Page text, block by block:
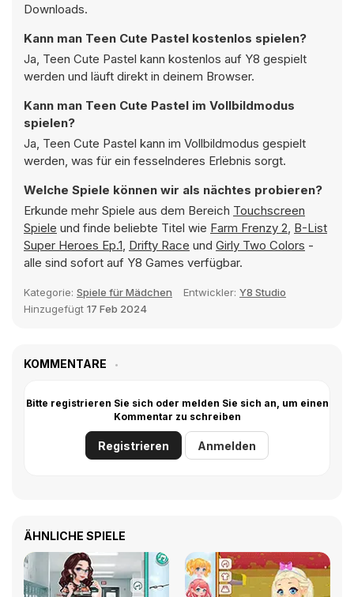
Downloads.
Kann man Teen Cute Pastel kostenlos spielen?
Ja, Teen Cute Pastel kann kostenlos auf Y8 gespielt
werden und läuft direkt in deinem Browser.
Kann man Teen Cute Pastel im Vollbildmodus
spielen?
Ja, Teen Cute Pastel kann im Vollbildmodus gespielt
werden, was für ein fesselnderes Erlebnis sorgt.
Welche Spiele können wir als nächtes probieren?
Erkunde mehr Spiele aus dem Bereich Touchscreen
Spiele und finde beliebte Titel wie Farm Frenzy 2, B-List
Super Heroes Ep.1, Drifty Race und Girly Two Colors -
alle sind sofort auf Y8 Games verfügbar.
Kategorie: Spiele für Mädchen Entwickler: Y8 Studio
Hinzugefügt 17 Feb 2024
KOMMENTARE
Bitte registrieren Sie sich oder melden Sie sich an, um einen
Kommentar zu schreiben
Registrieren Anmelden
ÄHNLICHE SPIELE